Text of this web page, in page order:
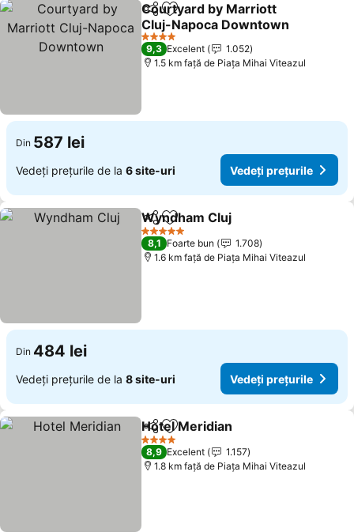
DistribuițiAdăugaţi la favorite
Courtyard by Marriott
Cluj-Napoca Downtown
Vedeți prețurile
4 Stele
9,3 Excelent
1.052
1.5 km faţă de Piaţa Mihai Viteazul
Din 587 lei
Vedeți prețurile de la 6 site-uri Vedeți prețurile
DistribuițiAdăugaţi la favorite
Wyndham Cluj
5 Stele
8,1 Foarte bun
1.708
1.6 km faţă de Piaţa Mihai Viteazul
Din 484 lei
Vedeți prețurile de la 8 site-uri Vedeți prețurile
DistribuițiAdăugaţi la favorite
Hotel Meridian
4 Stele
8,9 Excelent
1.157
1.8 km faţă de Piaţa Mihai Viteazul